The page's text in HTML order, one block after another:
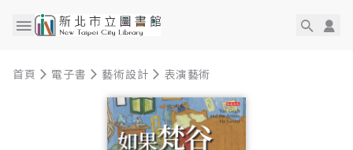
首頁 電子書 藝術設計 表演藝術